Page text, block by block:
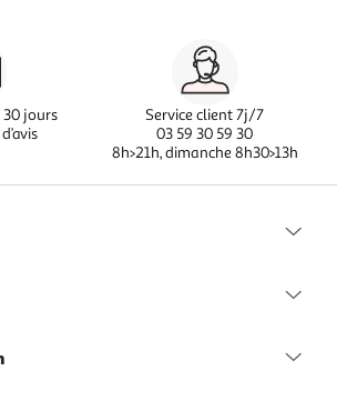
30 jours
Service client 7j/7
03 59 30 59 30
8h>21h, dimanche 8h30>13h